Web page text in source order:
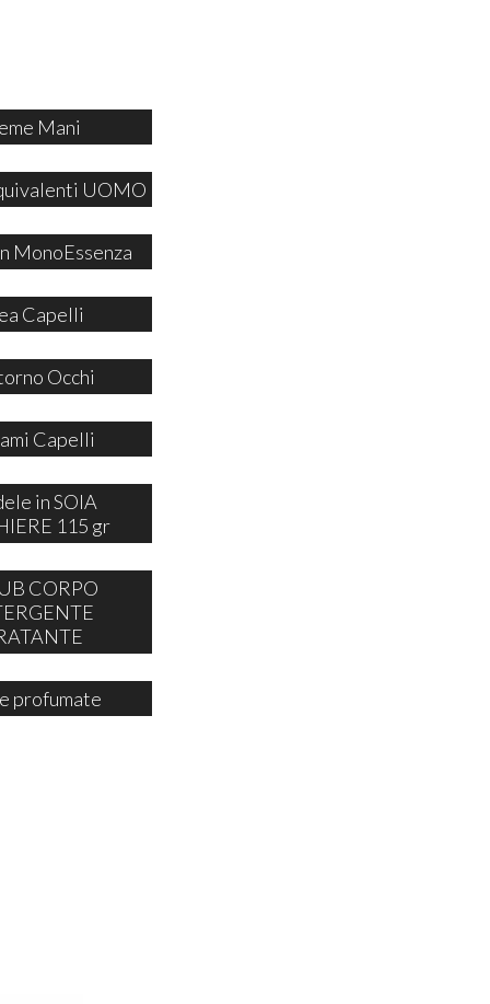
Mani
UOMO
MonoEssenza
Capelli
Occhi
Capelli
in SOIA
115 gr
CORPO
profumate